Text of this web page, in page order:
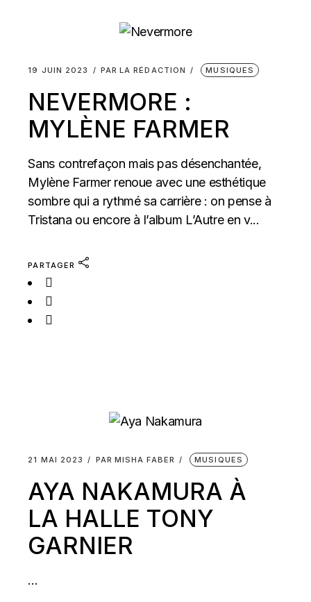
19 JUIN 2023 PAR LA RÉDACTION MUSIQUES
NEVERMORE :
MYLÈNE FARMER
Sans contrefaçon mais pas désenchantée,
Mylène Farmer renoue avec une esthétique
sombre qui a rythmé sa carrière : on pense à
Tristana ou encore à l’album L’Autre en v...
PARTAGER
21 MAI 2023 PAR MISHA FABER MUSIQUES
AYA NAKAMURA À
LA HALLE TONY
GARNIER
...